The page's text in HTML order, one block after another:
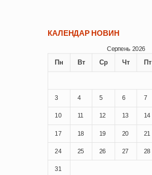
КАЛЕНДАР НОВИН
Серпень 2026
Пн Вт Ср Чт Пт
3 4 5 6 7
10 11 12 13 14
17 18 19 20 21
24 25 26 27 28
31